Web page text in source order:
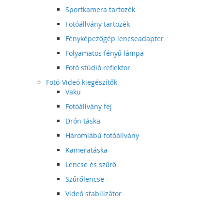
Sportkamera tartozék
Fotóállvány tartozék
Fényképezőgép lencseadapter
Folyamatos fényű lámpa
Fotó stúdió reflektor
Fotó-Videó kiegészítők
Vaku
Fotóállvány fej
Drón táska
Háromlábú fotóállvány
Kameratáska
Lencse és szűrő
Szűrőlencse
Videó stabilizátor